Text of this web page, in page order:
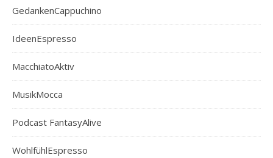
GedankenCappuchino
IdeenEspresso
MacchiatoAktiv
MusikMocca
Podcast FantasyAlive
WohlfühlEspresso